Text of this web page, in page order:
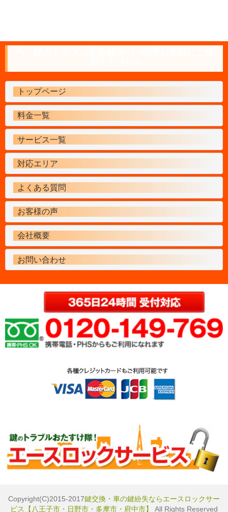
トップページ
料金一覧
サービス一覧
対応エリア
よくある質問
お客様の声
会社概要
お問い合わせ
Copyright(C)2015-2017鍵交換・車の鍵紛失ならエースロックサー
ビス【八王子市・日野市・多摩市・府中市】
All Rights Reserved